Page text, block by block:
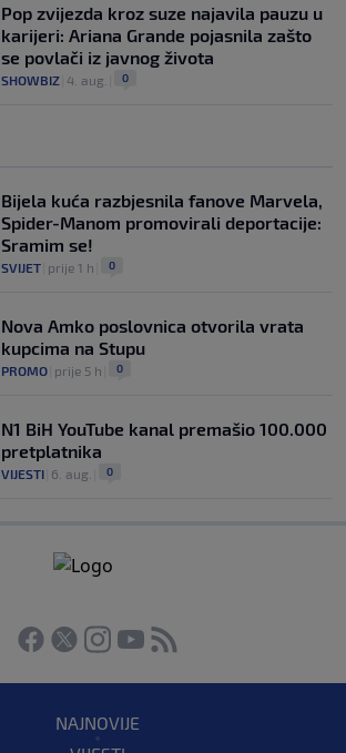
Pop zvijezda kroz suze najavila pauzu u
karijeri: Ariana Grande pojasnila zašto
se povlači iz javnog života
SHOWBIZ 4. aug. 0
Bijela kuća razbjesnila fanove Marvela,
Spider-Manom promovirali deportacije:
Sramim se!
SVIJET prije 1 h 0
Nova Amko poslovnica otvorila vrata
kupcima na Stupu
PROMO prije 5 h 0
N1 BiH YouTube kanal premašio 100.000
pretplatnika
VIJESTI 6. aug. 0
NAJNOVIJE